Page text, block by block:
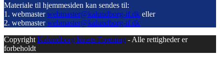
Materiale til hjemmesiden kan sendes til:
1. webmasterwebmaster@kalundborg-if.dk eller
2. webmasterwebmaster@kalundborg-if.dk
Copyright Kalundborg Idræts Forening - Alle rettigheder er
forbeholdt